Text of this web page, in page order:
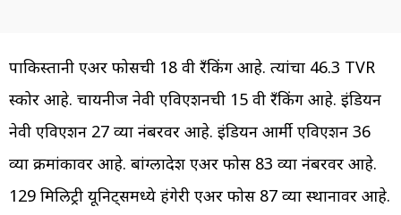
पाकिस्तानी एअर फोर्सची 18 वी रँकिंग आहे. त्यांचा 46.3 TVR
स्कोर आहे. चायनीज नेवी एविएशनची 15 वी रँकिंग आहे. इंडियन
नेवी एविएशन 27 व्या नंबरवर आहे. इंडियन आर्मी एविएशन 36
व्या क्रमांकावर आहे. बांग्लादेश एअर फोर्स 83 व्या नंबरवर आहे.
129 मिलिट्री यूनिट्समध्ये हंगेरी एअर फोर्स 87 व्या स्थानावर आहे.